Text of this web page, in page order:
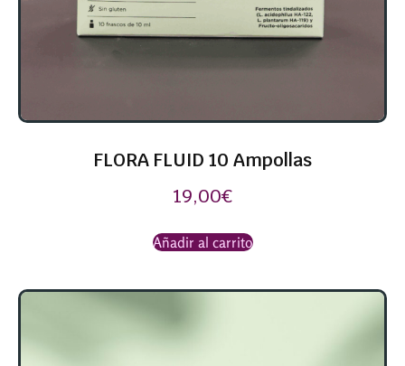
FLORA FLUID 10 Ampollas
19,00€
Añadir al carrito